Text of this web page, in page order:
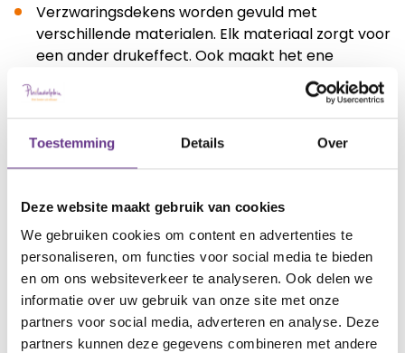
Toestemming Details Over
Deze website maakt gebruik van cookies
We gebruiken cookies om content en advertenties te
personaliseren, om functies voor social media te bieden
en om ons websiteverkeer te analyseren. Ook delen we
informatie over uw gebruik van onze site met onze
partners voor social media, adverteren en analyse. Deze
partners kunnen deze gegevens combineren met andere
Verzwaringsdekens worden gevuld met
verschillende materialen. Elk materiaal zorgt voor
een ander drukeffect. Ook maakt het ene
materiaal meer geluid dan het andere en is er
verschil in warmte. Sommige verzwaringsdekens
zijn zelfs koel en moeten over de ‘gewone’ deken
worden gelegd om het niet koud te krijgen.
Gebruik géén verzwaringsdeken bij kinderen
van de deken moet in staat zijn om zelf onder het
gewicht van de deken uit te komen. Let ook op
eventuele huisdieren. Zij kunnen ongezien onder
de deken kruipen, maar vervolgens niet
voldoende kracht hebben om onder de deken uit
te komen. Houd altijd een oogje in het zeil.